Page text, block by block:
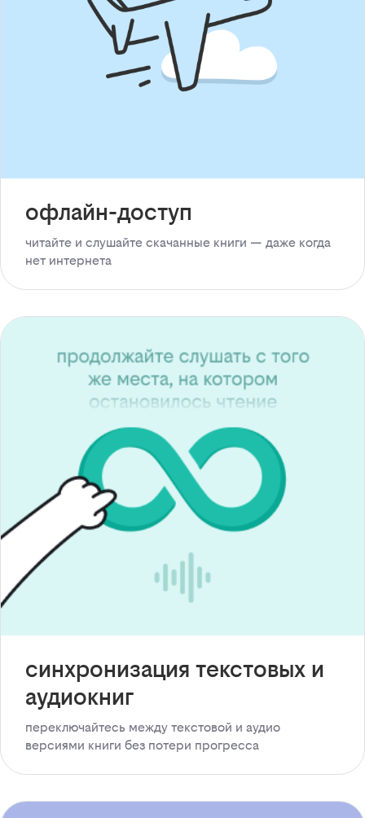
офлайн-доступ
читайте и слушайте скачанные книги — даже когда
нет интернета
синхронизация текстовых и
аудиокниг
переключайтесь между текстовой и аудио
версиями книги без потери прогресса